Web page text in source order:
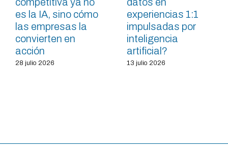
es la IA, sino cómo
las empresas la
convierten en
acción
28 julio 2026
experiencias 1:1
impulsadas por
inteligencia
artificial?
13 julio 2026